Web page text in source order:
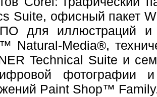
Suite, офисный пакет
для иллюстраций и
Natural-Media®,
Technical Suite и
фотографии и
Paint Shop™